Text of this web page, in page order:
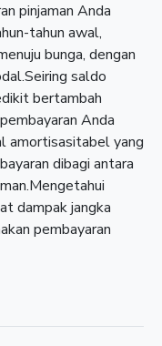
pinjaman Anda
tahun awal,
bunga, dengan
saldo
bertambah
Anda
amortisasitabel yang
dibagi antara
dampak jangka
pembayaran